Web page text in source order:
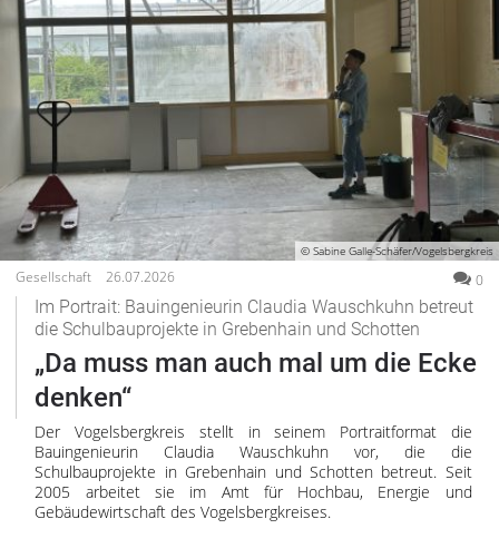
© Sabine Galle-Schäfer/Vogelsbergkreis
Gesellschaft 26.07.2026 0
Im Portrait: Bauingenieurin Claudia Wauschkuhn betreut
die Schulbauprojekte in Grebenhain und Schotten
„Da muss man auch mal um die Ecke
denken“
Der Vogelsbergkreis stellt in seinem Portraitformat die
Bauingenieurin Claudia Wauschkuhn vor, die die
Schulbauprojekte in Grebenhain und Schotten betreut. Seit
2005 arbeitet sie im Amt für Hochbau, Energie und
Gebäudewirtschaft des Vogelsbergkreises.